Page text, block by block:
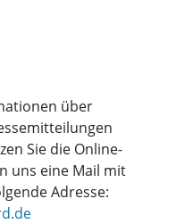
über
Sie die Online-
uns eine Mail mit
Adresse: